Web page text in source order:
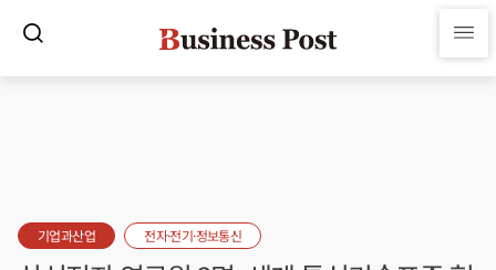
기업과산업 전자·전기·정보통신